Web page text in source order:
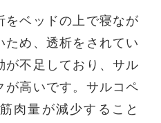
ベッドの上で寝なが
ため、透析をされてい
が不足しており、サル
が高いです。サルコペ
肉量が減少すること